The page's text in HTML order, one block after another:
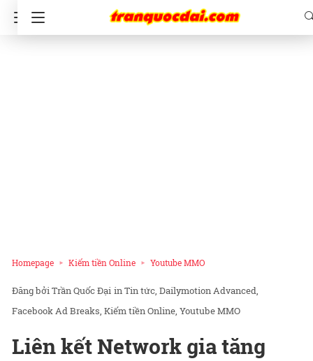
Homepage Kiếm tiền Online Youtube MMO
Trần Quốc Đại inTin tức Dailymotion Advanced
Facebook Ad Breaks Kiếm tiền Online Youtube MMO
Liên kết Network gia tăng